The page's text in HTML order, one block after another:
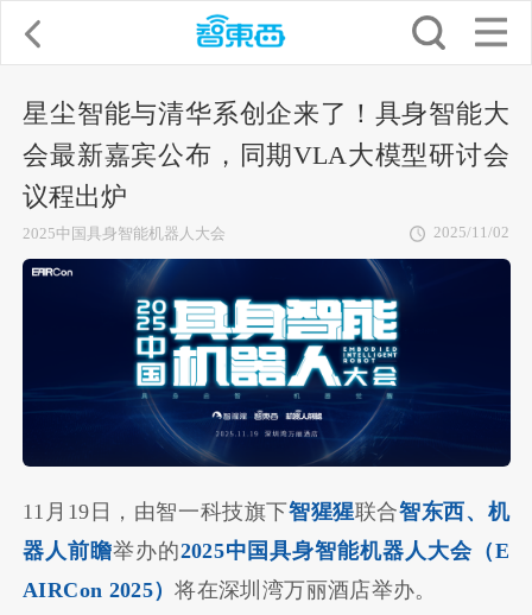
星尘智能与清华系创企来了！具身智能大
会最新嘉宾公布，同期VLA大模型研讨会
议程出炉
2025中国具身智能机器人大会 2025/11/02
11月19日，由智一科技旗下智猩猩联合智东西、机
器人前瞻举办的2025中国具身智能机器人大会（E
AIRCon 2025）将在深圳湾万丽酒店举办。